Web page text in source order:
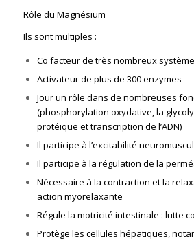
Rôle du Magnésium
Ils sont multiples :
Co facteur de très nombreux
Activateur de plus de 300 enzymes
Jour un rôle dans de nombreuses
(phosphorylation oxydative, la
protéique et transcription de l’ADN)
Il participe à l’excitabilité
Il participe à la régulation de la
Nécessaire à la contraction et la
action myorelaxante
Régule la motricité intestinale : lutte
Protège les cellules hépatiques,